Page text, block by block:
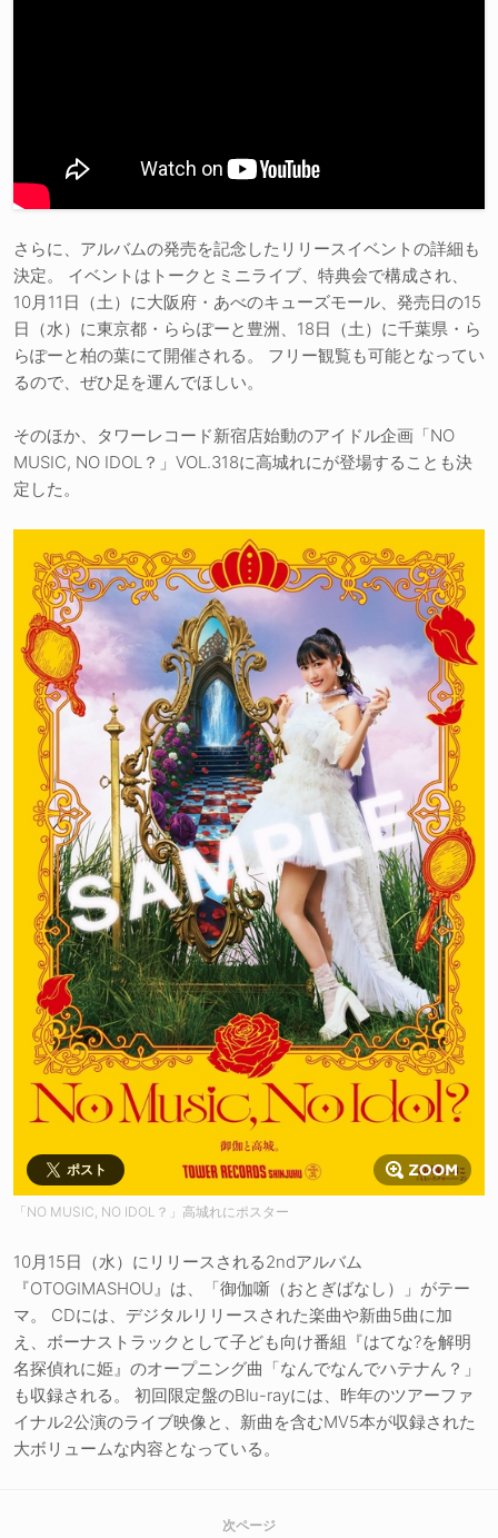
さらに、アルバムの発売を記念したリリースイベントの詳細も
決定。 イベントはトークとミニライブ、特典会で構成され、
10月11日（土）に大阪府・あべのキューズモール、発売日の15
日（水）に東京都・ららぽーと豊洲、18日（土）に千葉県・ら
らぽーと柏の葉にて開催される。 フリー観覧も可能となってい
るので、ぜひ足を運んでほしい。
そのほか、タワーレコード新宿店始動のアイドル企画「NO
MUSIC, NO IDOL？」VOL.318に高城れにが登場することも決
定した。
ポスト
「NO MUSIC, NO IDOL？」高城れにポスター
10月15日（水）にリリースされる2ndアルバム
『OTOGIMASHOU』は、「御伽噺（おとぎばなし）」がテー
マ。 CDには、デジタルリリースされた楽曲や新曲5曲に加
え、ボーナストラックとして子ども向け番組『はてな?を解明
名探偵れに姫』のオープニング曲「なんでなんでハテナん？」
も収録される。 初回限定盤のBlu-rayには、昨年のツアーファ
イナル2公演のライブ映像と、新曲を含むMV5本が収録された
大ボリュームな内容となっている。
次ページ